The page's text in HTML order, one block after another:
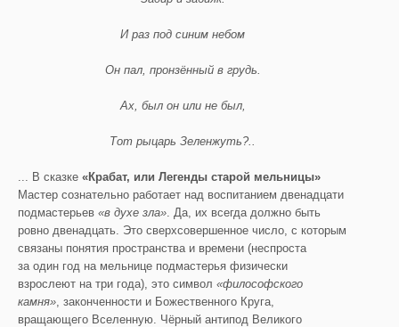
И раз под синим небом
Он пал, пронзённый в грудь.
Ах, был он или не был,
Тот рыцарь Зеленжуть?..
... В сказке «Крабат, или Легенды старой мельницы»
Мастер сознательно работает над воспитанием двенадцати
подмастерьев «в духе зла». Да, их всегда должно быть
ровно двенадцать. Это сверхсовершенное число, с которым
связаны понятия пространства и времени (неспроста
за один год на мельнице подмастерья физически
взрослеют на три года), это символ «философского
камня», законченности и Божественного Круга,
вращающего Вселенную. Чёрный антипод Великого